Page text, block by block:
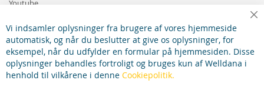
Youtube
Vi indsamler oplysninger fra brugere af vores hjemmeside
automatisk, og når du beslutter at give os oplysninger, for
eksempel, når du udfylder en formular på hjemmesiden. Disse
oplysninger behandles fortroligt og bruges kun af Welldana i
henhold til vilkårene i denne Cookiepolitik.